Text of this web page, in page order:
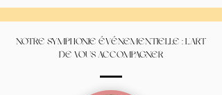
NOTRE SYMPHONIE ÉVÉNEMENTIELLE : L'ART
DE VOUS ACCOMPAGNER